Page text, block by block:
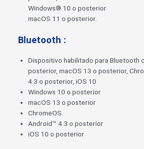
Windows® 10 o posterior
macOS 11 o posterior.
Bluetooth :
Dispositivo habilitado para Bluetooth
posterior, macOS 13 o posterior,
4.3 o posterior, iOS 10
Windows 10 o posterior
macOS 13 o posterior
ChromeOS
Android™ 4.3 o posterior
iOS 10 o posterior